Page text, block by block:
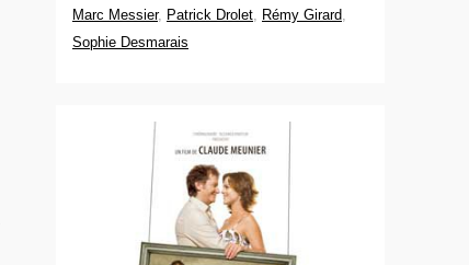
Marc Messier, Patrick Drolet, Rémy Girard,
Sophie Desmarais